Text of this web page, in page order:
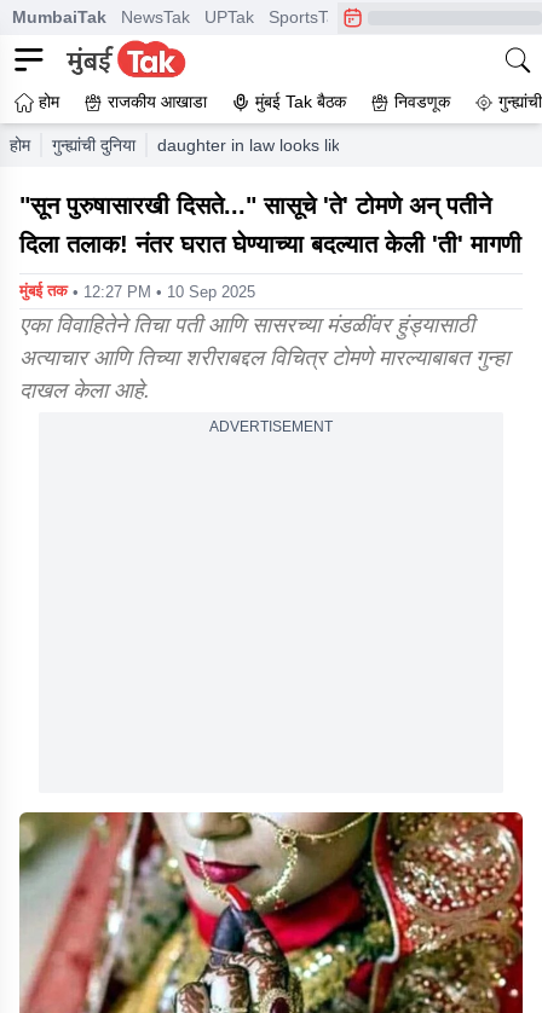
MumbaiTak NewsTak UPTak SportsTak CrimeTak
होम राजकीय आखाडा मुंबई Tak बैठक निवडणूक
होम गुन्ह्यांची दुनिया daughter in law looks like a man mother in laws
"सून पुरुषासारखी दिसते..." सासूचे 'ते' टोमणे अन् पतीने
दिला तलाक! नंतर घरात घेण्याच्या बदल्यात केली 'ती' मागणी
मुंबई तक • 12:27 PM • 10 Sep 2025
एका विवाहितेने तिचा पती आणि सासरच्या मंडळींवर हुंड्यासाठी
अत्याचार आणि तिच्या शरीराबद्दल विचित्र टोमणे मारल्याबाबत गुन्हा
दाखल केला आहे.
ADVERTISEMENT